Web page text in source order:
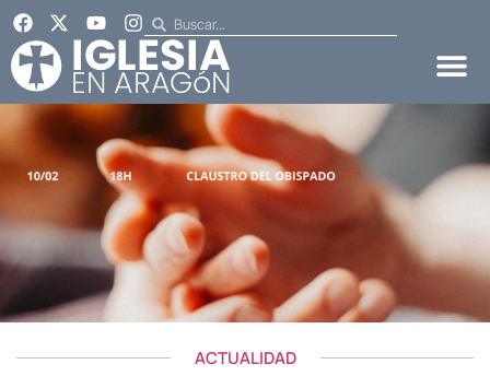
ACTUALIDAD